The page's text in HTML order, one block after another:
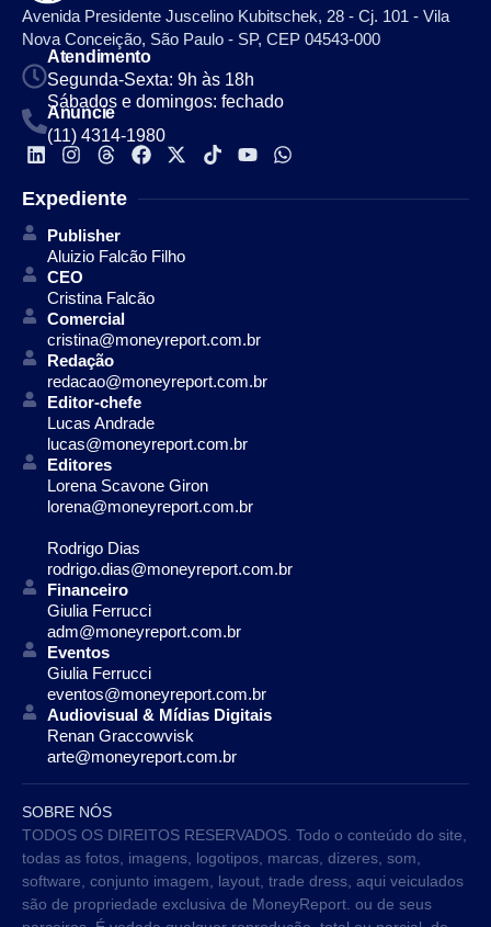
Avenida Presidente Juscelino Kubitschek, 28 - Cj. 101 - Vila
Nova Conceição, São Paulo - SP, CEP 04543-000
Atendimento
Segunda-Sexta: 9h às 18h
Sábados e domingos: fechado
Anuncie
(11) 4314-1980
Expediente
Publisher
Aluizio Falcão Filho
CEO
Cristina Falcão
Comercial
cristina@moneyreport.com.br
Redação
redacao@moneyreport.com.br
Editor-chefe
Lucas Andrade
lucas@moneyreport.com.br
Editores
Lorena Scavone Giron
lorena@moneyreport.com.br
Rodrigo Dias
rodrigo.dias@moneyreport.com.br
Financeiro
Giulia Ferrucci
adm@moneyreport.com.br
Eventos
Giulia Ferrucci
eventos@moneyreport.com.br
Audiovisual & Mídias Digitais
Renan Graccowvisk
arte@moneyreport.com.br
SOBRE NÓS
TODOS OS DIREITOS RESERVADOS. Todo o conteúdo do site,
todas as fotos, imagens, logotipos, marcas, dizeres, som,
software, conjunto imagem, layout, trade dress, aqui veiculados
são de propriedade exclusiva de MoneyReport. ou de seus